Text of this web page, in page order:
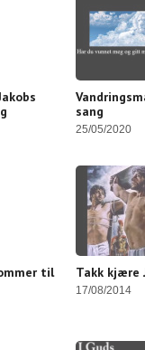
sang
25/05/2020
til
Takk kjære
17/08/2014